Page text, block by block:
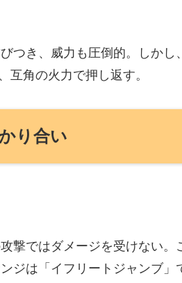
つき、威力も圧倒的。しかし
互角の火力で押し返す。
り合い
撃ではダメージを受けない。
ジは「イフリートジャンブ」